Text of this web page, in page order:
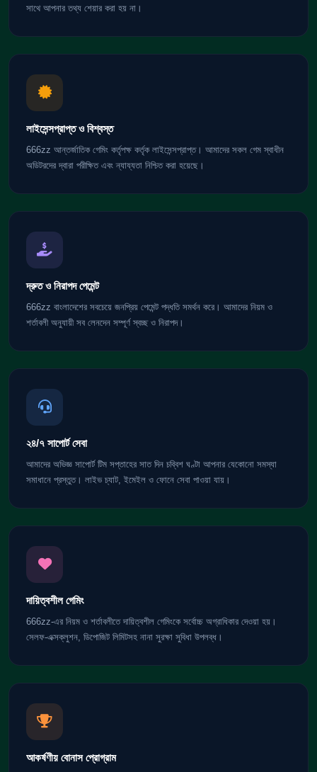
সাথে আপনার তথ্য শেয়ার করা হয় না।
লাইসেন্সপ্রাপ্ত ও বিশ্বস্ত
666zz আন্তর্জাতিক গেমিং কর্তৃপক্ষ কর্তৃক লাইসেন্সপ্রাপ্ত। আমাদের সকল গেম স্বাধীন
অডিটরদের দ্বারা পরীক্ষিত এবং ন্যায্যতা নিশ্চিত করা হয়েছে।
দ্রুত ও নিরাপদ পেমেন্ট
666zz বাংলাদেশের সবচেয়ে জনপ্রিয় পেমেন্ট পদ্ধতি সমর্থন করে। আমাদের নিয়ম ও
শর্তাবলী অনুযায়ী সব লেনদেন সম্পূর্ণ স্বচ্ছ ও নিরাপদ।
২৪/৭ সাপোর্ট সেবা
আমাদের অভিজ্ঞ সাপোর্ট টিম সপ্তাহের সাত দিন চব্বিশ ঘণ্টা আপনার যেকোনো সমস্যা
সমাধানে প্রস্তুত। লাইভ চ্যাট, ইমেইল ও ফোনে সেবা পাওয়া যায়।
দায়িত্বশীল গেমিং
666zz-এর নিয়ম ও শর্তাবলীতে দায়িত্বশীল গেমিংকে সর্বোচ্চ অগ্রাধিকার দেওয়া হয়।
সেলফ-এক্সক্লুশন, ডিপোজিট লিমিটসহ নানা সুরক্ষা সুবিধা উপলব্ধ।
আকর্ষণীয় বোনাস প্রোগ্রাম